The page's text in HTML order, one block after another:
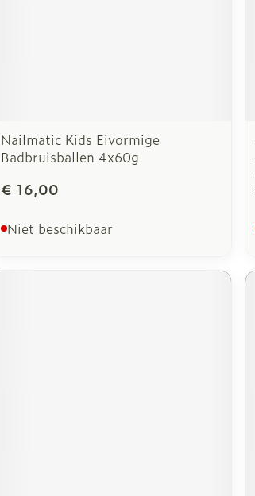
Nailmatic Kids Eivormige
Badbruisballen 4x60g
€ 16,00
Niet beschikbaar